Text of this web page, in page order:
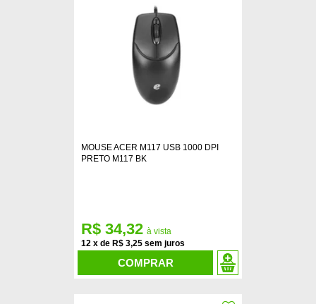
MOUSE ACER M117 USB 1000 DPI
PRETO M117 BK
12 x de R$ 3,25
R$ 34,32
COMPRAR